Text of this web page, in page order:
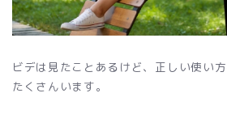
ビデは見たことあるけど、正しい使い
たくさんいます。